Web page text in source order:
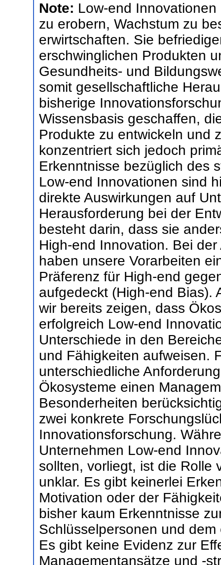
Note: Low-end
zu erobern, Wachstum zu
erwirtschaften. Sie
erschwinglichen Produkten
Gesundheits- und
somit gesellschaftliche
bisherige
Wissensbasis geschaffen,
Produkte zu entwickeln und
konzentriert sich jedoch
Erkenntnisse bezüglich des
Low-end Innovationen sind
direkte Auswirkungen auf
Herausforderung bei der
besteht darin, dass sie
High-end Innovation. Bei
haben unsere Vorarbeiten
Präferenz für High-end
aufgedeckt (High-end Bias).
wir bereits zeigen, dass
erfolgreich Low-end
Unterschiede in den
und Fähigkeiten aufweisen.
unterschiedliche
Ökosysteme einen
Besonderheiten
zwei konkrete
Innovationsforschung.
Unternehmen Low-end
sollten, vorliegt, ist die Rolle
unklar. Es gibt keinerlei
Motivation oder der
bisher kaum Erkenntnisse
Schlüsselpersonen und
Es gibt keine Evidenz zur
Managementansätze und -